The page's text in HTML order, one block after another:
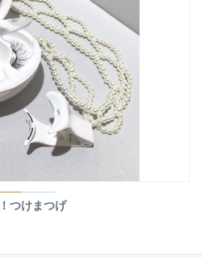
つけまつげ